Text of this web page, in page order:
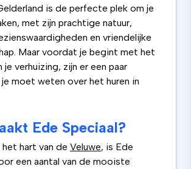
is de perfecte plek om je
met zijn prachtige natuur,
en vriendelijke
Maar voordat je begint met het
je verhuizing, zijn er een paar
moet weten over het huren in
Ede Speciaal?
hart van de Veluwe, is Ede
een aantal van de mooiste